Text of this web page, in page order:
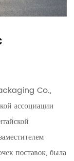
Co.,
ассоциации
поставок, была